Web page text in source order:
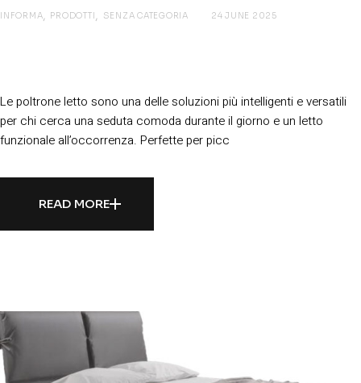
INFORMA PRODOTTI SENZA CATEGORIA 24 JUNE 2025
Le poltrone letto sono una delle soluzioni più intelligenti e versatili
per chi cerca una seduta comoda durante il giorno e un letto
funzionale all’occorrenza. Perfette per picc
READ MORE